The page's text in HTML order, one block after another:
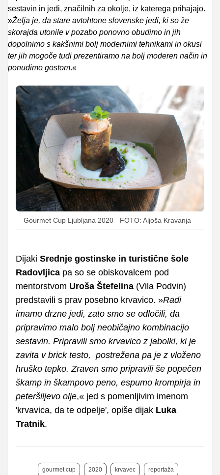
sestavin in jedi, značilnih za okolje, iz katerega prihajajo.
»Želja je, da stare avtohtone slovenske jedi, ki so že
skorajda utonile v pozabo ponovno obudimo in jih
dopolnimo s kakšnimi bolj modernimi tehnikami in okusi
ter jih mogoče tudi prezentiramo na bolj moderen način in
ponudimo gostom.«
Gourmet Cup Ljubljana 2020 FOTO: Aljoša Kravanja
Dijaki Srednje gostinske in turistične šole
Radovljica pa so se obiskovalcem pod
mentorstvom Uroša Štefelina (Vila Podvin)
predstavili s prav posebno krvavico. »Radi
imamo drzne jedi, zato smo se odločili, da
pripravimo malo bolj neobičajno kombinacijo
sestavin. Pripravili smo krvavico z jabolki, ki je
zavita v brick testo, postrežena pa je z vloženo
hruško tepko. Zraven smo pripravili še popečen
škamp in škampovo peno, espumo krompirja in
peteršiljevo olje,« jed s pomenljivim imenom
'krvavica, da te odpelje', opiše dijak Luka
Tratnik.
gourmet cup 2020 krvavec reportaža